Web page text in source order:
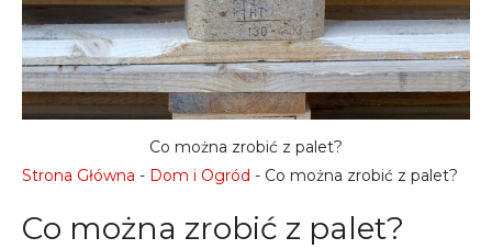
Strona Główna - Dom i Ogród - Co można zrobić z palet?
Co można zrobić z palet?
Co można zrobić z palet?